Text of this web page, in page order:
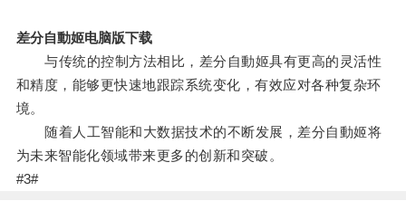
差分自動姬电脑版下载
与传统的控制方法相比，差分自動姬具有更高的灵活性
和精度，能够更快速地跟踪系统变化，有效应对各种复杂环
境。
随着人工智能和大数据技术的不断发展，差分自動姬将
为未来智能化领域带来更多的创新和突破。
#3#